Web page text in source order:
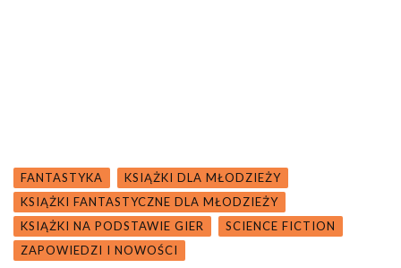
FANTASTYKA
KSIĄŻKI DLA MŁODZIEŻY
KSIĄŻKI FANTASTYCZNE DLA MŁODZIEŻY
KSIĄŻKI NA PODSTAWIE GIER
SCIENCE FICTION
ZAPOWIEDZI I NOWOŚCI